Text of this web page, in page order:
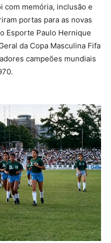
com memória, inclusão e
portas para as novas
Esporte Paulo Hernique
da Copa Masculina Fifa
campeões mundiais